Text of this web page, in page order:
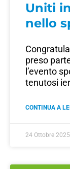
Uniti
nello
preso
l’evento
tenutosi
CONTINUA A
24 Ottobre 2025